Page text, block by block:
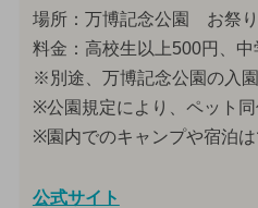
場所：万博記念公園 お祭
料金：高校生以上500円、
※別途、万博記念公園の入
※公園規定により、ペット
※園内でのキャンプや宿泊
公式サイト